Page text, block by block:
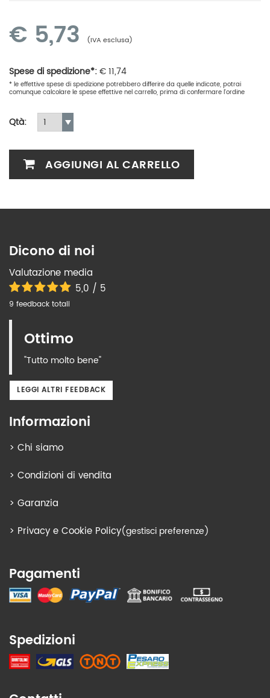
€ 5,73 (IVA esclusa)
Spese di spedizione*:€11,74
* le effettive spese di spedizione potrebbero differire da quelle indicate, potrai
comunque calcolare le spese effettive nel carrello, prima di confermare l'ordine
Qtà:
AGGIUNGI AL CARRELLO
Dicono di noi
Valutazione media
5,0 / 5
9 feedback totali
Ottimo
"Tutto molto bene"
LEGGI ALTRI FEEDBACK
Informazioni
> Chi siamo
> Condizioni di vendita
> Garanzia
> Privacy e Cookie Policy(gestisci preferenze)
Pagamenti
Spedizioni